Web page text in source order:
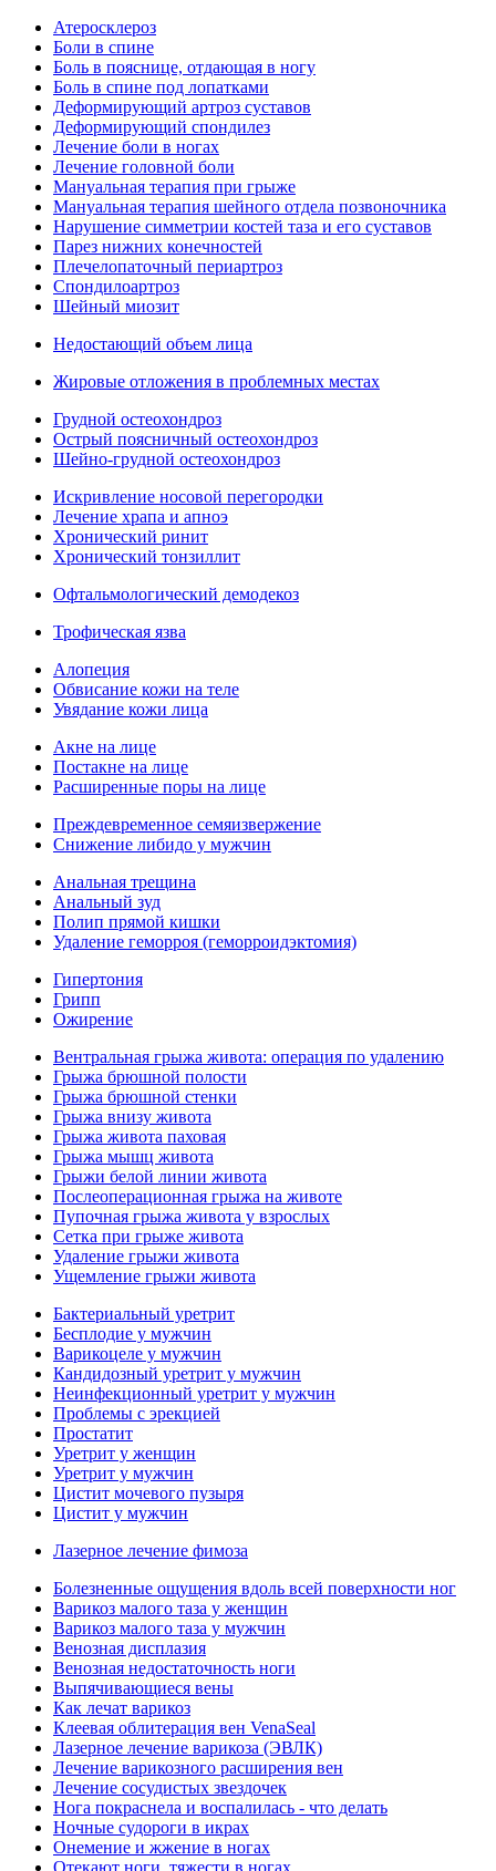
Атеросклероз
Боли в спине
Боль в пояснице, отдающая в ногу
Боль в спине под лопатками
Деформирующий артроз суставов
Деформирующий спондилез
Лечение боли в ногах
Лечение головной боли
Мануальная терапия при грыже
Мануальная терапия шейного отдела позвоночника
Нарушение симметрии костей таза и его суставов
Парез нижних конечностей
Плечелопаточный периартроз
Спондилоартроз
Шейный миозит
Недостающий объем лица
Жировые отложения в проблемных местах
Грудной остеохондроз
Острый поясничный остеохондроз
Шейно-грудной остеохондроз
Искривление носовой перегородки
Лечение храпа и апноэ
Хронический ринит
Хронический тонзиллит
Офтальмологический демодекоз
Трофическая язва
Алопеция
Обвисание кожи на теле
Увядание кожи лица
Акне на лице
Постакне на лице
Расширенные поры на лице
Преждевременное семяизвержение
Снижение либидо у мужчин
Анальная трещина
Анальный зуд
Полип прямой кишки
Удаление геморроя (геморроидэктомия)
Гипертония
Грипп
Ожирение
Вентральная грыжа живота: операция по удалению
Грыжа брюшной полости
Грыжа брюшной стенки
Грыжа внизу живота
Грыжа живота паховая
Грыжа мышц живота
Грыжи белой линии живота
Послеоперационная грыжа на животе
Пупочная грыжа живота у взрослых
Сетка при грыже живота
Удаление грыжи живота
Ущемление грыжи живота
Бактериальный уретрит
Бесплодие у мужчин
Варикоцеле у мужчин
Кандидозный уретрит у мужчин
Неинфекционный уретрит у мужчин
Проблемы с эрекцией
Простатит
Уретрит у женщин
Уретрит у мужчин
Цистит мочевого пузыря
Цистит у мужчин
Лазерное лечение фимоза
Болезненные ощущения вдоль всей поверхности ног
Варикоз малого таза у женщин
Варикоз малого таза у мужчин
Венозная дисплазия
Венозная недостаточность ноги
Выпячивающиеся вены
Как лечат варикоз
Клеевая облитерация вен VenaSeal
Лазерное лечение варикоза (ЭВЛК)
Лечение варикозного расширения вен
Лечение сосудистых звездочек
Нога покраснела и воспалилась - что делать
Ночные судороги в икрах
Онемение и жжение в ногах
Отекают ноги, тяжести в ногах